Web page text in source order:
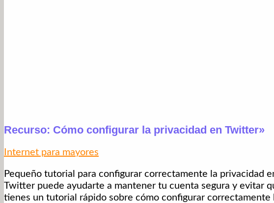
Recurso: Cómo configurar la privacidad en Twitter»
Internet para mayores
Pequeño tutorial para configurar correctamente la privacidad
Twitter puede ayudarte a mantener tu cuenta segura y evitar
tienes un tutorial rápido sobre cómo configurar